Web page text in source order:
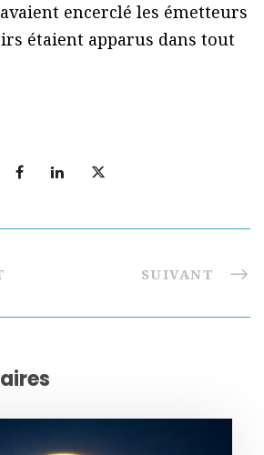
encerclé les émetteurs
étaient apparus dans tout
SUIVANT